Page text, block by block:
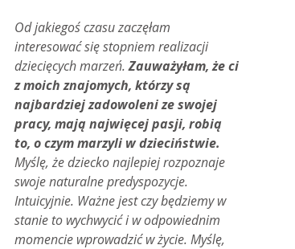
Od jakiegoś czasu zaczęłam
interesować się stopniem realizacji
dziecięcych marzeń. Zauważyłam, że ci
z moich znajomych, którzy są
najbardziej zadowoleni ze swojej
pracy, mają najwięcej pasji, robią
to, o czym marzyli w dzieciństwie.
Myślę, że dziecko najlepiej rozpoznaje
swoje naturalne predyspozycje.
Intuicyjnie. Ważne jest czy będziemy w
stanie to wychwycić i w odpowiednim
momencie wprowadzić w życie. Myślę,